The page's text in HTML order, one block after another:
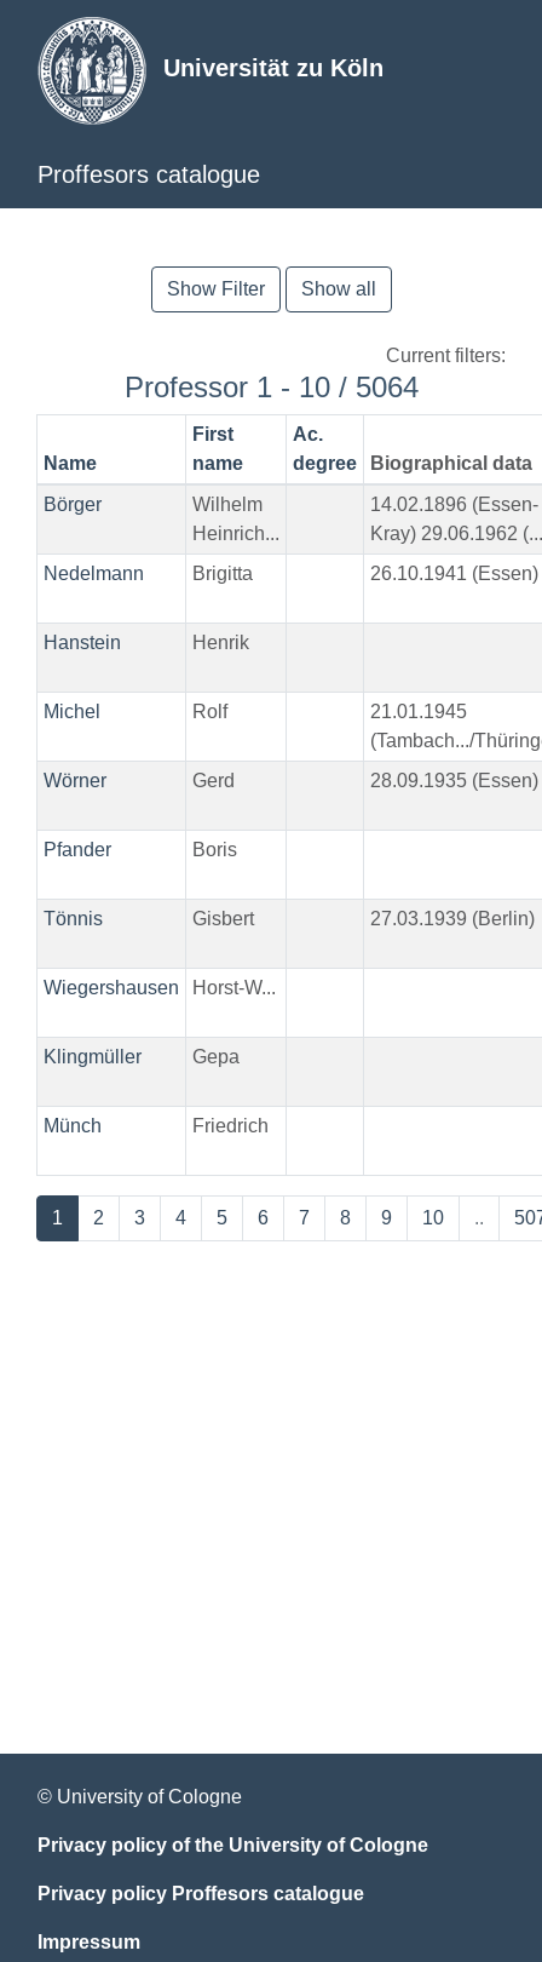
Universität zu Köln
Proffesors catalogue
Show Filter Show all
Current filters:
Professor 1 - 10 / 5064
Name
First
name
Ac.
degree
Biographical data
Börger
Wilhelm
Heinrich...
14.02.1896 (Essen-
Kray) 29.06.1962 (...
Nedelmann
Brigitta 26.10.1941 (Essen)
Hanstein Henrik
Michel Rolf
21.01.1945
(Tambach.../
Wörner
Gerd 28.09.1935 (Essen)
Pfander Boris
Tönnis Gisbert 27.03.1939 (Berlin)
Wiegershausen Horst-W...
Klingmüller Gepa
Münch Friedrich
1 2 3 4 5 6 7 8 9 10 ..
© University of Cologne
Privacy policy of the University of Cologne
Privacy policy Proffesors catalogue
Impressum